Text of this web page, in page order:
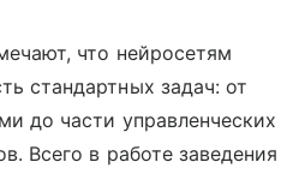
что нейросетям
стандартных задач: от
до части управленческих
Всего в работе заведения